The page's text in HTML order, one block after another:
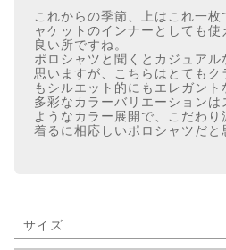
これからの季節、上はこれ一
ャケットのインナーとしても
良い所ですね。
ポロシャツと聞くとカジュアル
思いますが、こちらはとてもク
もシルエット的にもエレガント
多彩なカラーバリエーションは
ようなカラー展開で、こだわ
着るに相応しいポロシャツだと
サイズ